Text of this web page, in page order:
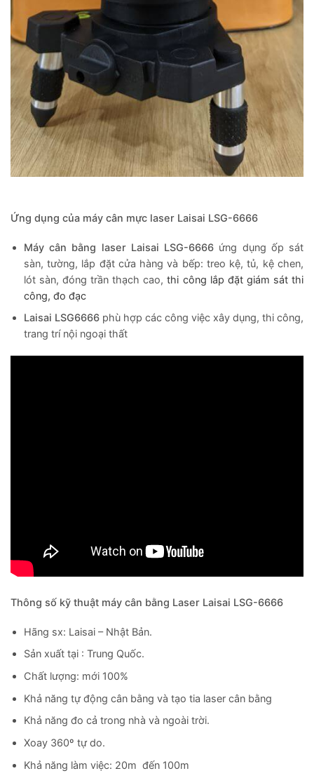
Ứng dụng của máy cân mực laser Laisai LSG-6666
Máy cân bằng laser Laisai LSG-6666 ứng dụng ốp sát
sàn, tường, lắp đặt cửa hàng và bếp: treo kệ, tủ, kệ chen,
lót sàn, đóng trần thạch cao,thi công lắp đặt giám sát thi
công, đo đạc
Laisai LSG6666phù hợp các công việc xây dụng, thi công,
trang trí nội ngoại thất
Thông số kỹ thuật máy cân bằng Laser Laisai LSG-6666
Hãng sx: Laisai – Nhật Bản.
Sản xuất tại : Trung Quốc.
Chất lượng: mới 100%
Khả năng tự động cân bằng và tạo tia laser cân bằng
Khả năng đo cả trong nhà và ngoài trời.
Xoay 360º tự do.
Khả năng làm việc: 20m đến 100m